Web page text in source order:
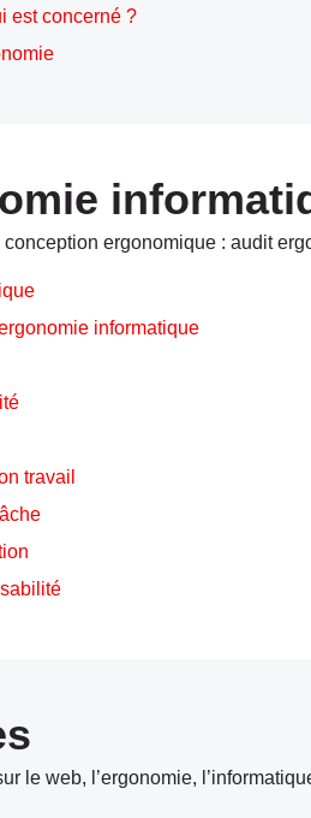
est concerné ?
conception ergonomique : audit
informatique
travail
le web, l’ergonomie,